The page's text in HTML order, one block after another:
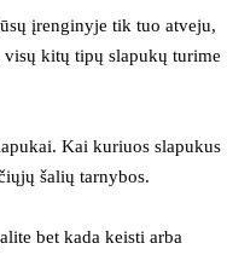
įrenginyje tik tuo atveju,
kitų tipų slapukų turime
Kai kuriuos slapukus
šalių tarnybos.
bet kada keisti arba